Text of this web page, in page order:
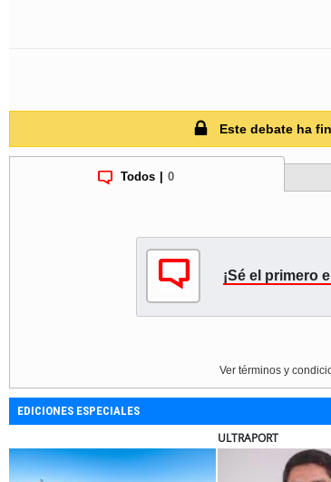
Este debate ha
Todos 0
¡Sé el primero
Ver términos y
EDICIONES ESPECIALES
ELECTROLUX